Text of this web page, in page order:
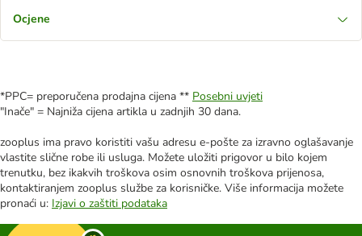
Ocjene
*PPC= preporučena prodajna cijena ** Posebni uvjeti
"Inače" = Najniža cijena artikla u zadnjih 30 dana.
zooplus ima pravo koristiti vašu adresu e-pošte za izravno oglašavanje
vlastite slične robe ili usluga. Možete uložiti prigovor u bilo kojem
trenutku, bez ikakvih troškova osim osnovnih troškova prijenosa,
kontaktiranjem zooplus službe za korisničke. Više informacija možete
pronaći u: Izjavi o zaštiti podataka